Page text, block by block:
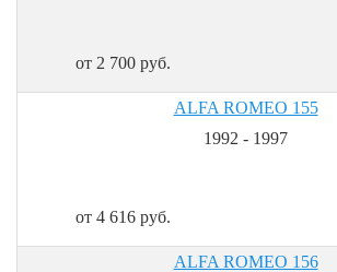
от 2 700 руб.
ALFA ROMEO 155
1992 - 1997
от 4 616 руб.
ALFA ROMEO 156